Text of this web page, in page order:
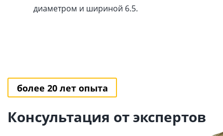
диаметром и шириной 6.5.
более 20 лет опыта
Консультация от экспертов